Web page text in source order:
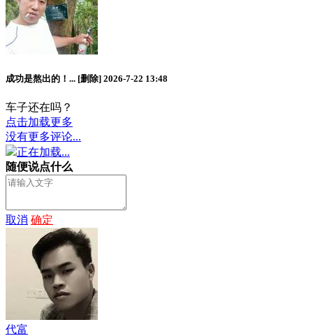
成功是熬出的！... [删除] 2026-7-22 13:48
车子还在吗？
点击加载更多
没有更多评论...
正在加载...
随便说点什么
取消 确定
代富